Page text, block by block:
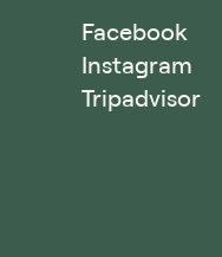
Facebook
Instagram
Tripadvisor